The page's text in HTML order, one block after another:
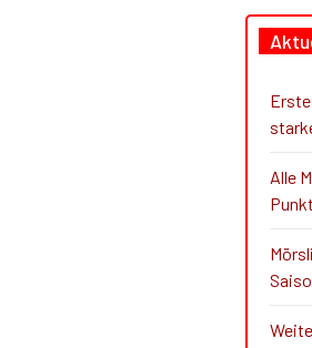
Alle